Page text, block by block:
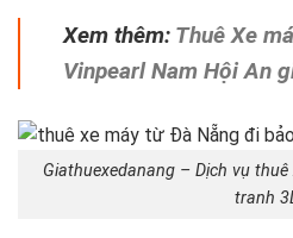
Xem thêm: Thuê Xe
Vinpearl Nam Hội An
Giathuexedanang – Dịch vụ
tranh